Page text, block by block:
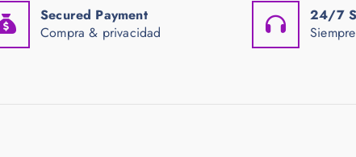
Secured Payment
Compra & privacidad
24/7